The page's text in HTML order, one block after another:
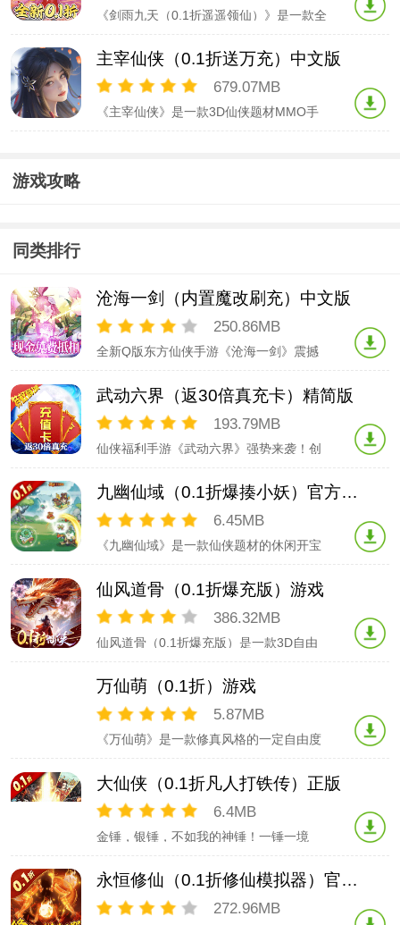
婚系统体验神仙
《剑雨九天（0.1折遥遥领仙）》是一款全
奇玩法、炫酷神技，还有百套华丽服饰套
装和幻化，给你最美个性体验！登录游戏
开启仙侠对决极限挑战，挑战通天塔、品
样的角色外形、多
主宰仙侠（0.1折送万充）中文版
679.07MB
《主宰仙侠》是一款3D仙侠题材MMO手
游戏攻略
同类排行
沧海一剑（内置魔改刷充）中文版
250.86MB
全新Q版东方仙侠手游《沧海一剑》震撼
与冒险的仙侠之旅。现金券可免费抵扣游
戏内的充值活动！魔改充值无限刷充值，
无限制存入，无限制提取！三大职业鼎
内丰富的跨服玩法、影视
武动六界（返30倍真充卡）精简版
193.79MB
仙侠福利手游《武动六界》强势来袭！创
再返20倍，30倍返利，元宝直接领到手
软！策划特权，当托特权，网管特权，三
大特权福利多多，祝您超神开局！这是一
交汇处的大荒世
九幽仙域（0.1折爆揍小妖）官方下载
6.45MB
《九幽仙域》是一款仙侠题材的休闲开宝
过打怪掉装备，召唤兽灵、淬炼剑灵、结
识仙侣、激活星宿等玩法提升修为，获得
强大的力量。并且可以创建或者加入仙
丽的水墨画风下，创造属
仙风道骨（0.1折爆充版）游戏
386.32MB
仙风道骨（0.1折爆充版）是一款3D自由
套装幻化，每日仙神妖魔多界混战，强力
BOSS首领爆限量极品，多区服赛季对战
争夺王座，进游永久享受所有充值档位打
送真
万仙萌（0.1折）游戏
5.87MB
《万仙萌》是一款修真风格的一定自由度
界，完善的修真和社交体系，轻度不肝，
真实的修真体验，共同推动剧情发展，无
限可能。除魔卫道，炼器成仙，逆天而
的你，将如何谱写自己的修
大仙侠（0.1折凡人打铁传）正版
6.4MB
金锤，银锤，不如我的神锤！一锤一境
修仙游戏就在这里！《大仙侠》中你不再
需要繁琐的流程杂提升等级,也不需要焦头
烂额的获取装备。装备就放在你面前，经
永恒修仙（0.1折修仙模拟器）官方下载
272.96MB